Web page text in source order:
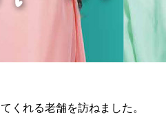
くれる老舗を訪ねました。